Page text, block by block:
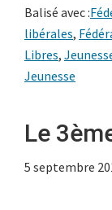
Balisé avec :
libérales,
Libres,
Jeunesse
Le
5 septembre